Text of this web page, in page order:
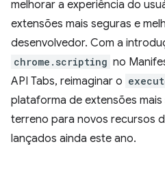
melhorar a experiência do
extensões mais seguras e
desenvolvedor. Com a
chrome.scripting no
API Tabs, reimaginar o
plataforma de extensões
terreno para novos recursos
lançados ainda este ano.